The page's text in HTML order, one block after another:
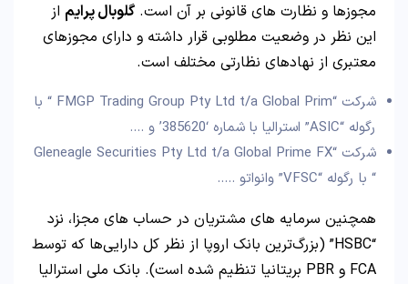
مجوزها و نظارت های قانونی بر آن است. گلوبال پرایم از
این نظر در وضعیت مطلوبی قرار داشته و دارای مجوزهای
معتبری از نهادهای نظارتی مختلف است.
شرکت “FMGP Trading Group Pty Ltd t/a Global Prim “ با
رگوله “ASIC” استرالیا با شماره ‘385620’ و ….
شرکت “Gleneagle Securities Pty Ltd t/a Global Prime FX
“ با رگوله “VFSC” وانواتو …..
همچنین سرمایه های مشتریان در حساب‌ های مجزا، نزد
“HSBC” (بزرگ‌ترین بانک اروپا از نظر کل دارایی‌ها که توسط
FCA و PBR بریتانیا تنظیم شده است). بانک ملی استرالیا